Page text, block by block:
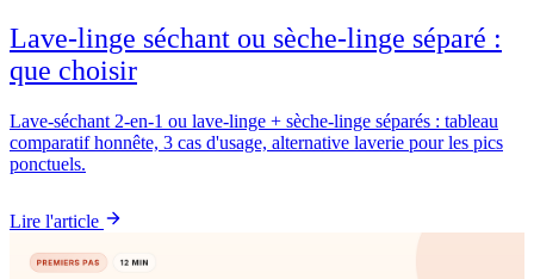
Lave-linge séchant ou sèche-linge séparé :
que choisir
Lave-séchant 2-en-1 ou lave-linge + sèche-linge séparés : tableau
comparatif honnête, 3 cas d'usage, alternative laverie pour les pics
ponctuels.
Lire l'article